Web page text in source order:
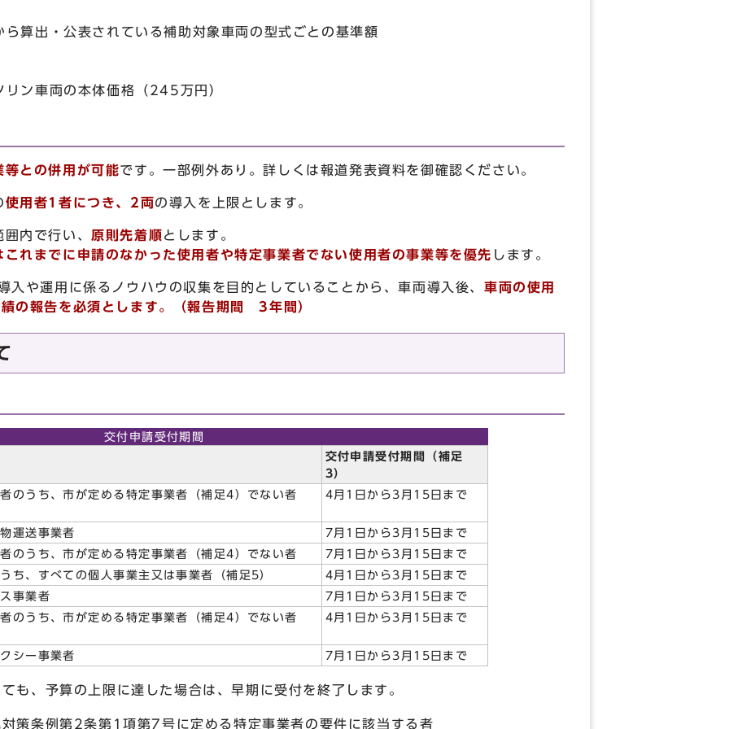
算出・公表されている補助対象車両の型式ごとの基準額
リン車両の本体価格（245万円）
等との併用が可能です。一部例外あり。詳しくは報道発表資料を御確認ください。
使用者1者につき、 2両の導入を上限とします。
囲内で行い、原則先着順とします。
これまでに申請のなかった使用者や特定事業者でない使用者の事業等を優先 します。
入や運用に係るノウハウの収集を目的としていることから、車両導入後、 車両の使用
績の報告を必須とします。（報告期間3年間）
交付申請受付期間
交付申請受付期間（補足
3）
のうち、市が定める特定事業者（補足4）でない者
4月1日から3月15日まで
運送事業者
7月1日から3月15日まで
のうち、市が定める特定事業者（補足4）でない者
7月1日から3月15日まで
ち、すべての個人事業主又は事業者（補足5）
4月1日から3月15日まで
事業者
7月1日から3月15日まで
のうち、市が定める特定事業者（補足4）でない者
4月1日から3月15日まで
シー事業者 7月1日から3月15日まで
も、予算の上限に達した場合は、早期に受付を終了します。
策条例第2条第1項第7号に定める特定事業者の要件に該当する者